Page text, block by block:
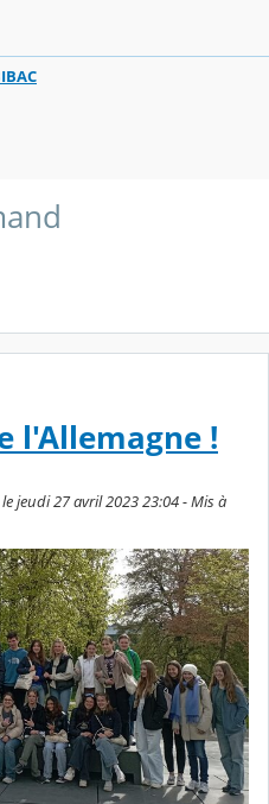
l'Allemagne !
jeudi 27 avril 2023 23:04 - Mis à